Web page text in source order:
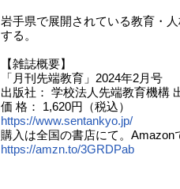
岩手県で展開されている教育・
する。
【雑誌概要】
「月刊先端教育」2024年2月号
出版社： 学校法人先端教育機構
価 格： 1,620円（税込）
https://www.sentankyo.jp/
購入は全国の書店にて。Amazon
https://amzn.to/3GRDPab